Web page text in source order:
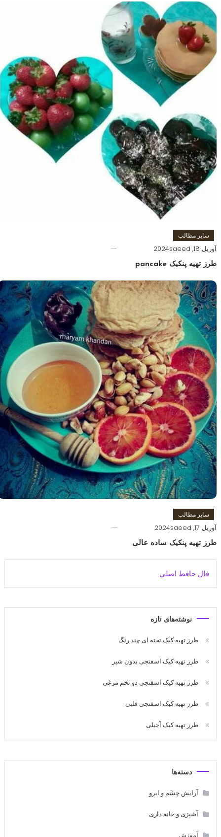
سایر مطالب
آوریل 18, 2024 saeed
طرز تهیه پنکیک pancake
سایر مطالب
آوریل 17, 2024 saeed
طرز تهیه پنکیک ساده عالی
فال حافظ اصلی
نوشته‌های تازه
طرز تهیه کیک تخته ای چند رنگ
طرز تهیه کیک اسفنجی بدون شیر
طرز تهیه کیک اسفنجی دو تخم مرغی
طرز تهیه کیک اسفنجی قلبی
طرز تهیه کیک آجیلی
دسته‌ها
آرایش چشم و ابرو
آشپزی و خانه داری